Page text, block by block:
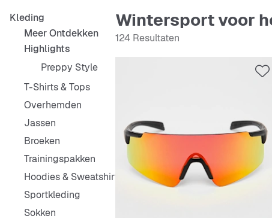
Kleding
Meer Ontdekken
Highlights
Preppy Style
T-Shirts & Tops
Overhemden
Jassen
Broeken
Trainingspakken
Hoodies & Sweatshirts
Sportkleding
Sokken
Wintersport voor
124 Resultaten